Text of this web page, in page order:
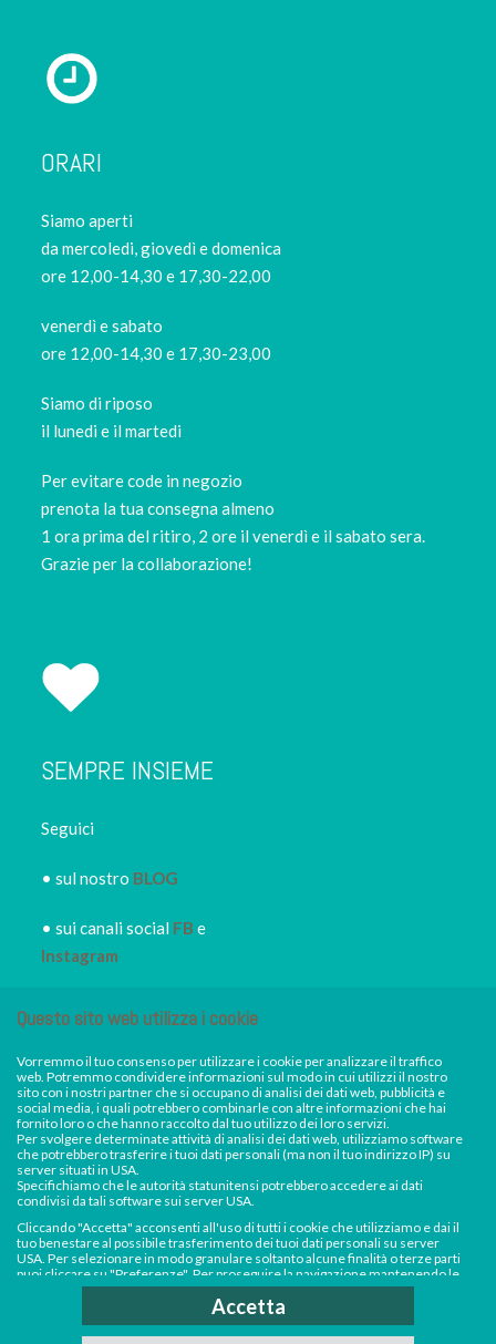
ORARI
Siamo aperti
da mercoledi, giovedì e domenica
ore 12,00-14,30 e 17,30-22,00
venerdì e sabato
ore 12,00-14,30 e 17,30-23,00
Siamo di riposo
il lunedi e il martedi
Per evitare code in negozio
prenota la tua consegna almeno
1 ora prima del ritiro, 2 ore il venerdì e il sabato sera.
Grazie per la collaborazione!
SEMPRE INSIEME
Seguici
• sul nostro BLOG
• sui canali social FB e
Instagram
informato dei nuovi piatti dei
nostri eventi, di sconti e promozioni in atto
FacebookInstagram
Questo sito web utilizza i cookie
Vorremmo il tuo consenso per utilizzare i cookie per analizzare il traffico
web. Potremmo condividere informazioni sul modo in cui utilizzi il nostro
sito con i nostri partner che si occupano di analisi dei dati web, pubblicità e
social media, i quali potrebbero combinarle con altre informazioni che hai
fornito loro o che hanno raccolto dal tuo utilizzo dei loro servizi.
Per svolgere determinate attività di analisi dei dati web, utilizziamo software
che potrebbero trasferire i tuoi dati personali (ma non il tuo indirizzo IP) su
server situati in USA.
Specifichiamo che le autorità statunitensi potrebbero accedere ai dati
condivisi da tali software sui server USA.
Cliccando "Accetta" acconsenti all'uso di tutti i cookie che utilizziamo e dai il
tuo benestare al possibile trasferimento dei tuoi dati personali su server
USA. Per selezionare in modo granulare soltanto alcune finalità o terze parti
puoi cliccare su "Preferenze". Per proseguire la navigazione mantenendo le
impostazioni di default (solo i cookie necessari) e impedire la raccolta e il
trasferimento di dati personali su server USA da parte dei nostri software di
Cookie PolicyePrivacy Policy.
Accetta